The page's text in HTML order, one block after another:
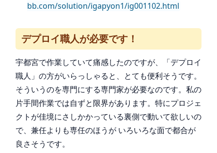
bb.com/solution/igapyon1/ig001102.html
デプロイ職人が必要です！
宇都宮で作業していて痛感したのですが、「デプロイ
職人」の方がいらっしゃると、とても便利そうです。
そういうのを専門にする専門家が必要なのです。私の
片手間作業では自ずと限界があります。特にプロジェ
クトが佳境にさしかかっている裏側で動いて欲しいの
で、兼任よりも専任のほうが いろいろな面で都合が
良さそうです。